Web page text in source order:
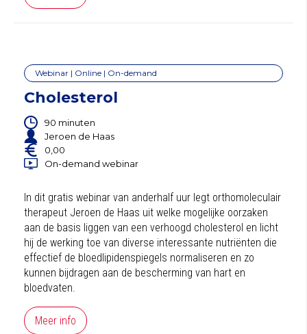
Webinar | Online | On-demand
Cholesterol
90 minuten
Jeroen de Haas
0,00
On-demand webinar
In dit gratis webinar van anderhalf uur legt orthomoleculair
therapeut Jeroen de Haas uit welke mogelijke oorzaken
aan de basis liggen van een verhoogd cholesterol en licht
hij de werking toe van diverse interessante nutriënten die
effectief de bloedlipidenspiegels normaliseren en zo
kunnen bijdragen aan de bescherming van hart en
bloedvaten.
Meer info